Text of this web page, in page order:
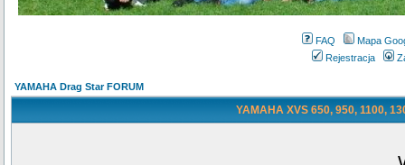
FAQ
Mapa
Rejestracja
YAMAHA Drag Star FORUM
YAMAHA XVS 650, 950, 1100,